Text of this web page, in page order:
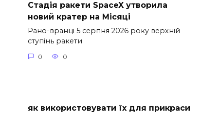
Стадія ракети SpaceX утворила
новий кратер на Місяці
Рано-вранці 5 серпня 2026 року верхній
ступінь ракети
0 0
як використовувати їх для прикраси